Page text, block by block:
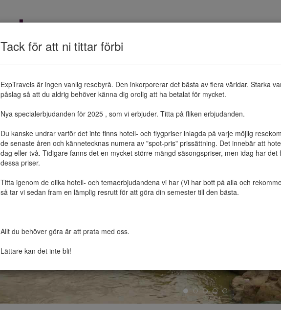
Tack för att ni tittar förbi
ExpTravels är ingen vanlig resebyrå. Den inkorporerar det bästa av flera världar. Starka
påslag så att du aldrig behöver känna dig orolig att ha betalat för mycket.
Nya specialerbjudanden för 2025 , som vi erbjuder. Titta på fliken erbjudanden.
Du kanske undrar varför det inte finns hotell- och flygpriser inlagda på varje möjlig
de senaste åren och kännetecknas numera av "spot-pris" prissättning. Det innebär att
dag eller två. Tidigare fanns det en mycket större mängd säsongspriser, men idag har
dessa priser.
Titta igenom de olika hotell- och temaerbjudandena vi har (Vi har bott på alla och
så tar vi sedan fram en lämplig resrutt för att göra din semester till den bästa.
Allt du behöver göra är att prata med oss.
Lättare kan det inte bli!